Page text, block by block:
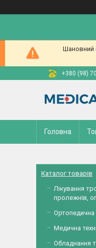
Шановний
+380 (98)
Головна
Каталог товарів
Лікування
пролежнів,
Ортопедична
Медична
Обладнання